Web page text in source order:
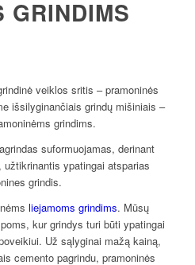
GRINDIMS
veiklos sritis – pramoninės
išsilyginančiais grindų mišiniais –
grindims.
suformuojamas, derinant
ypatingai atsparias
grindis.
liejamoms grindims. Mūsų
kur grindys turi būti ypatingai
Už sąlyginai mažą kainą,
cemento pagrindu, pramoninės